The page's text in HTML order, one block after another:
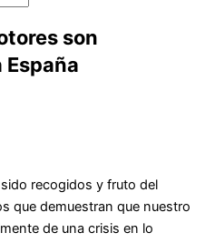
son
recogidos y fruto del
que demuestran que nuestro
de una crisis en lo